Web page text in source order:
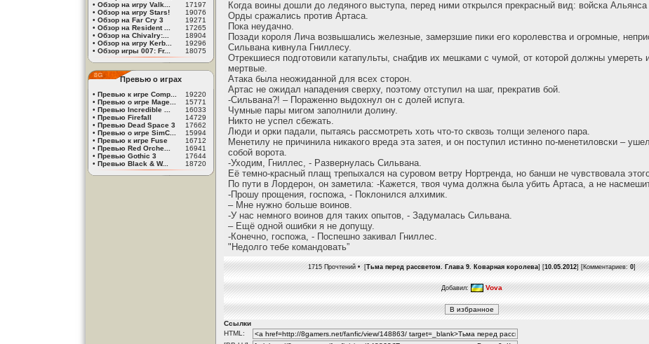
• Обзор на игру Valk...
17197
• Обзор на игру Stars!
19076
• Обзор на Far Cry 3
19271
• Обзор на Resident ...
17265
• Обзор на Chivalry:...
18904
• Обзор на игру Kerb...
19296
• Обзор игры 007: Fr... 18075
Превью о играх
• Превью к игре Comp...
19220
• Превью о игре Mage...
15771
• Превью Incredible ...
16033
• Превью Firefall
14729
• Превью Dead Space 3
17662
• Превью о игре SimC...
15994
• Превью к игре Fuse
16712
• Превью Red Orche...
16941
• Превью Gothic 3
17644
• Превью Black & W... 18720
Когда воины дошли до ледяного выступа, перед ними открылся прекрасный вид: войска
Орды сражались против Артаса.
Пока неудачно.
Позади короля Лича возвышались железные, замерзшие пики его королевства и огромные,
Сильвана кивнула Гниллесу.
Отрекшиеся подготовили катапульты, снабдив их мешками с чумой, от которой должны умереть
мертвые.
Атака была неожиданной для всех сторон.
Артас не ожидал нападения сверху, поэтому отступил на шаг, прекратив бой.
-Сильвана?! – Пораженно выдохнул он с долей испуга.
Чумные пары мигом заполнили долину.
Никто не успел сбежать.
Люди и орки падали, пытаясь рассмотреть хоть что-то сквозь толщи зеленого пара.
Менетилу не причинила никакого вреда эта затея, и он поступил истинно по-менетиловски –
собой ворота.
-Уходим, Гниллес, - Развернулась Сильвана.
Её темно-красный плащ трепыхался на суровом ветру Нортренда, но банши не чувствовала
По пути в Лордерон, он заметила: -Кажется, твоя чума должна была убить Артаса, а не
-Прошу прощения, госпожа, - Поклонился алхимик.
– Мне нужно больше воинов.
-У нас немного воинов для таких опытов, - Задумалась Сильвана.
– Ещё одной ошибки я не допущу.
-Конечно, госпожа, - Поспешно закивал Гниллес.
"Недолго тебе командовать”
1715 Прочтений • [Тьма перед рассветом. Глава 9. Коварная королева] [10.05.2012] [Комментариев: 0]
Добавил: Vova
Ссылки
HTML: